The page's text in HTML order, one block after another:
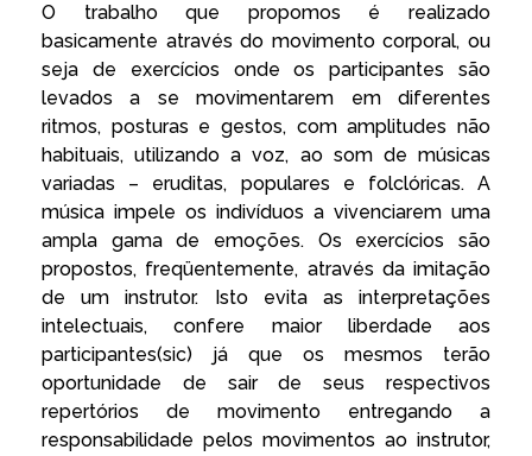
O trabalho que propomos é realizado
basicamente através do movimento corporal, ou
seja de exercícios onde os participantes são
levados a se movimentarem em diferentes
ritmos, posturas e gestos, com amplitudes não
habituais, utilizando a voz, ao som de músicas
variadas – eruditas, populares e folclóricas. A
música impele os indivíduos a vivenciarem uma
ampla gama de emoções. Os exercícios são
propostos, freqüentemente, através da imitação
de um instrutor. Isto evita as interpretações
intelectuais, confere maior liberdade aos
participantes(sic) já que os mesmos terão
oportunidade de sair de seus respectivos
repertórios de movimento entregando a
responsabilidade pelos movimentos ao instrutor,